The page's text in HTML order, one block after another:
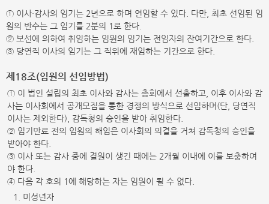
① 이사·감사의 임기는 2년으로 하며 연임할 수 있다. 다만, 최초 선임된 임
원의 반수는 그 임기를 2분의 1로 한다.
② 보선에 의하여 취임하는 임원의 임기는 전임자의 잔여기간으로 한다.
③ 당연직 이사의 임기는 그 직위에 재임하는 기간으로 한다.
제18조(임원의 선임방법)
① 이 법인 설립의 최초 이사와 감사는 총회에서 선출하고, 이후 이사와 감
사는 이사회에서 공개모집을 통한 경쟁의 방식으로 선임하며(단, 당연직
이사는 제외한다), 감독청의 승인을 받아 취임한다.
② 임기만료 전의 임원의 해임은 이사회의 의결을 거쳐 감독청의 승인을
받아야 한다.
③ 이사 또는 감사 중에 결원이 생긴 때에는 2개월 이내에 이를 보충하여
야 한다.
④ 다음 각 호의 1에 해당하는 자는 임원이 될 수 없다.
1. 미성년자